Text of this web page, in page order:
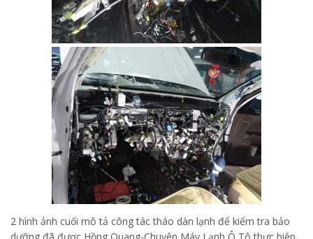
2 hình ảnh cuối mô tả công tác tháo dàn lạnh để kiểm tra bảo